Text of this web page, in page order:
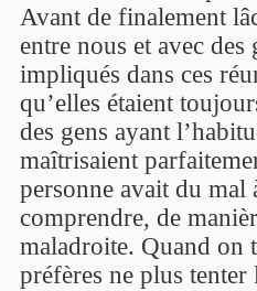
Avant de finalement
entre nous et avec
impliqués dans ces
qu’elles étaient
des gens ayant
maîtrisaient
personne avait du
comprendre, de
maladroite. Quand on
préfères ne plus tenter